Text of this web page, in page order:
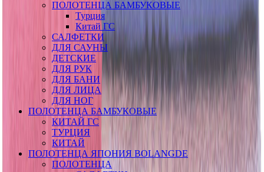
ПОЛОТЕНЦА БАМБУКОВЫЕ
Турция
Китай ГС
САЛФЕТКИ
ДЛЯ САУНЫ
ДЕТСКИЕ
ДЛЯ РУК
ДЛЯ БАНИ
ДЛЯ ЛИЦА
ДЛЯ НОГ
ПОЛОТЕНЦА БАМБУКОВЫЕ
КИТАЙ ГС
ТУРЦИЯ
КИТАЙ
ПОЛОТЕНЦА ЯПОНИЯ BOLANGDE
ПОЛОТЕНЦА